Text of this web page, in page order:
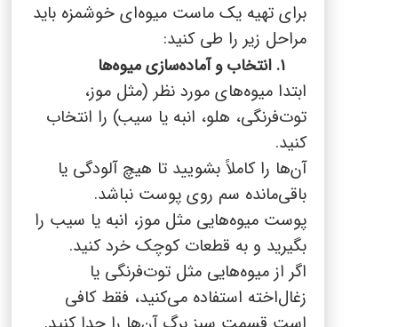
برای تهیه یک ماست میوه‌ای خوشمزه باید
مراحل زیر را طی کنید:
۱. انتخاب و آماده‌سازی میوه‌ها
ابتدا میوه‌های مورد نظر (مثل موز،
توت‌فرنگی، هلو، انبه یا سیب) را انتخاب
کنید.
آن‌ها را کاملاً بشویید تا هیچ آلودگی یا
باقی‌مانده سم روی پوست نباشد.
پوست میوه‌هایی مثل موز، انبه یا سیب را
بگیرید و به قطعات کوچک خرد کنید.
اگر از میوه‌هایی مثل توت‌فرنگی یا
زغال‌اخته استفاده می‌کنید، فقط کافی